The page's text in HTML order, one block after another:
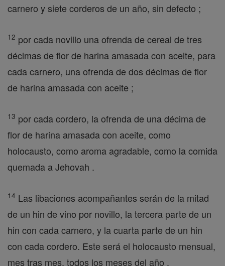
carnero y siete corderos de un año, sin defecto ;
12 por cada novillo una ofrenda de cereal de tres
décimas de flor de harina amasada con aceite, para
cada carnero, una ofrenda de dos décimas de flor
de harina amasada con aceite ;
13 por cada cordero, la ofrenda de una décima de
flor de harina amasada con aceite, como
holocausto, como aroma agradable, como la comida
quemada a Jehovah .
14 Las libaciones acompañantes serán de la mitad
de un hin de vino por novillo, la tercera parte de un
hin con cada carnero, y la cuarta parte de un hin
con cada cordero. Este será el holocausto mensual,
mes tras mes, todos los meses del año .